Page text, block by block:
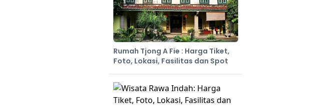
Rumah Tjong A Fie : Harga Tiket,
Foto, Lokasi, Fasilitas dan Spot